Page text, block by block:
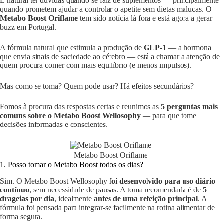
quando prometem ajudar a controlar o apetite sem dietas malucas. O
Metabo Boost Oriflame tem sido notícia lá fora e está agora a gerar
buzz em Portugal.
A fórmula natural que estimula a produção de GLP-1 — a hormona
que envia sinais de saciedade ao cérebro — está a chamar a atenção de
quem procura comer com mais equilíbrio (e menos impulsos).
Mas como se toma? Quem pode usar? Há efeitos secundários?
Fomos à procura das respostas certas e reunimos as 5 perguntas mais
comuns sobre o Metabo Boost Wellosophy — para que tome
decisões informadas e conscientes.
Metabo Boost Oriflame
1. Posso tomar o Metabo Boost todos os dias?
Sim. O Metabo Boost Wellosophy foi desenvolvido para uso diário
contínuo, sem necessidade de pausas. A toma recomendada é de 5
drageias por dia, idealmente antes de uma refeição principal. A
fórmula foi pensada para integrar-se facilmente na rotina alimentar de
forma segura.